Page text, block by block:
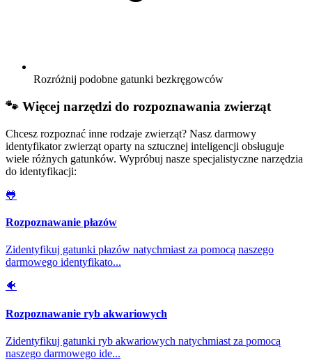
Rozróżnij podobne gatunki bezkręgowców
🐾 Więcej narzędzi do rozpoznawania zwierząt
Chcesz rozpoznać inne rodzaje zwierząt? Nasz darmowy
identyfikator zwierząt oparty na sztucznej inteligencji obsługuje
wiele różnych gatunków. Wypróbuj nasze specjalistyczne narzędzia
do identyfikacji:
🐸
Rozpoznawanie płazów
Zidentyfikuj gatunki płazów natychmiast za pomocą naszego
darmowego identyfikato...
🐠
Rozpoznawanie ryb akwariowych
Zidentyfikuj gatunki ryb akwariowych natychmiast za pomocą
naszego darmowego ide...